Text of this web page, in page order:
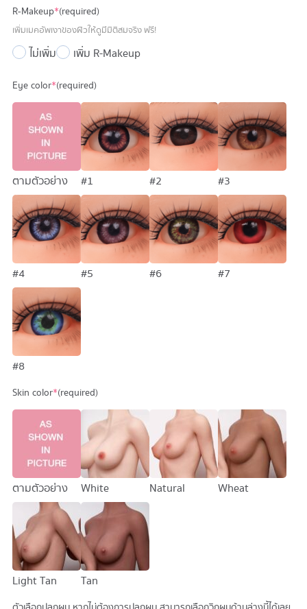
114,900 บาท.
R-Makeup*(required)
เพิ่มเมคอัพเงาของผิวให้ดูมีมิติสมจริง ฟรี!
ไม่เพิ่ม เพิ่ม R-Makeup
Eye color*(required)
ตามตัวอย่าง #1 #2 #3
#4 #5 #6 #7
#8
Skin color*(required)
ตามตัวอย่าง White Natural Wheat
Light Tan Tan